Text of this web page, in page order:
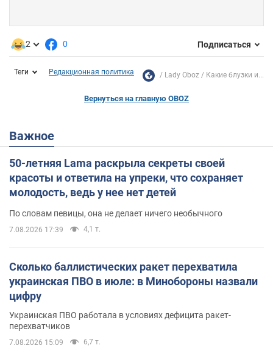
2 0 Подписаться
Теги Редакционная политика Lady Oboz Какие блузки и...
Вернуться на главную OBOZ
Важное
50-летняя Lama раскрыла секреты своей
красоты и ответила на упреки, что сохраняет
молодость, ведь у нее нет детей
По словам певицы, она не делает ничего необычного
7.08.2026 17:39 4,1 т.
Сколько баллистических ракет перехватила
украинская ПВО в июле: в Минобороны назвали
цифру
Украинская ПВО работала в условиях дефицита ракет-
перехватчиков
7.08.2026 15:09 6,7 т.